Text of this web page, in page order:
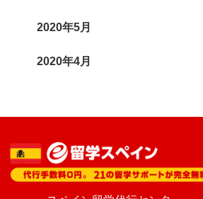
2020年5月
2020年4月